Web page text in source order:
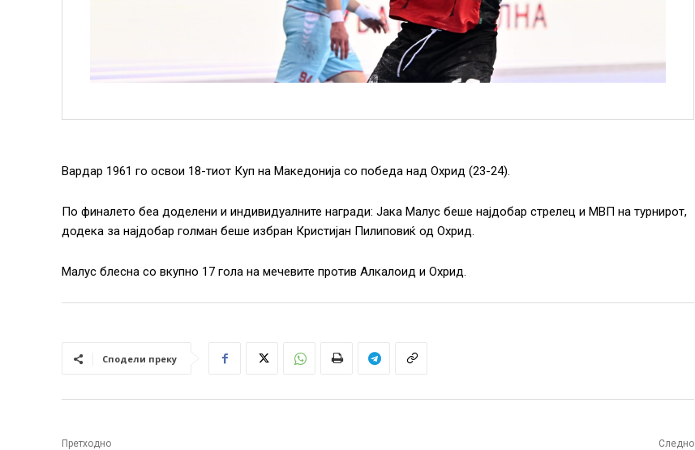
Вардар 1961 го освои 18-тиот Куп на Македонија со победа над Охрид (23-24).
По финалето беа доделени и индивидуалните награди: Јака Малус беше најдобар стрелец и МВП на турнирот,
додека за најдобар голман беше избран Кристијан Пилиповиќ од Охрид.
Малус блесна со вкупно 17 гола на мечевите против Алкалоид и Охрид.
Сподели преку
Претходно Следно